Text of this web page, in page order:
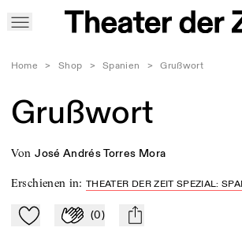
Home > Shop > Spanien > Grußwort
Grußwort
von José Andrés Torres Mora
Erschienen in:THEATER DER ZEIT SPEZIAL:
Zu Mein-TdZ hinzufügen
Applaudieren
(0) mail